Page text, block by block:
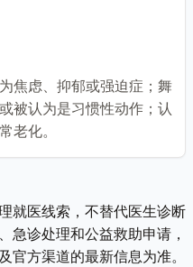
焦虑、抑郁或强迫症；舞
被认为是习惯性动作；认
老化。
就医线索，不替代医生诊断
急诊处理和公益救助申请，
方渠道的最新信息为准。